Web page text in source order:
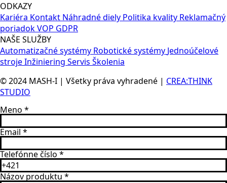
ODKAZY
Kariéra Kontakt Náhradné diely Politika kvality Reklamačný
poriadokVOP GDPR
NAŠE SLUŽBY
Automatizačné systémy Robotické systémy Jednoúčelové
strojeInžiniering Servis Školenia
© 2024 MASH-I | Všetky práva vyhradené | CREA:THINK
STUDIO
Meno *
Email *
Telefónne číslo *
Názov produktu *